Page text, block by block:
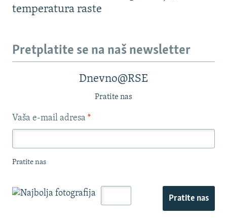
temperatura raste
Pretplatite se na naš newsletter
Dnevno@RSE
Pratite nas
Vaša e-mail adresa *
Pratite nas
Pratite nas